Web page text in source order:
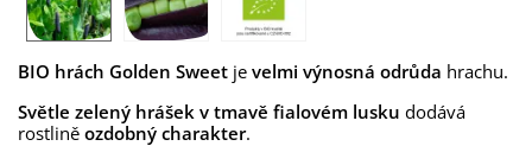
BIO hrách Golden Sweet je velmi výnosná odrůda hrachu.
Světle zelený hrášek v tmavě fialovém lusku dodává
rostlině ozdobný charakter.